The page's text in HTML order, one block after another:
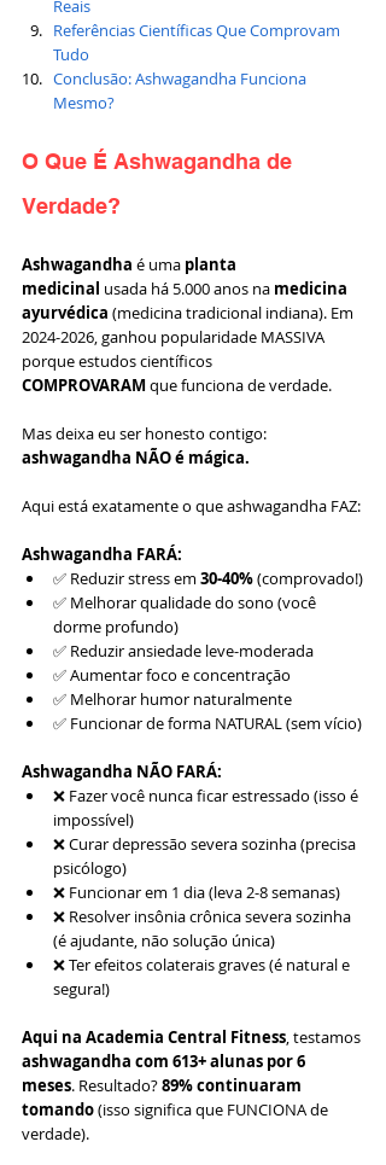
Reais
Referências Científicas Que Comprovam
Tudo
Conclusão: Ashwagandha Funciona
Mesmo?
O Que É Ashwagandha de
Verdade?
Ashwagandha é uma planta
medicinal usada há 5.000 anos na medicina
ayurvédica (medicina tradicional indiana). Em
2024-2026, ganhou popularidade MASSIVA
porque estudos científicos
COMPROVARAM que funciona de verdade.
Mas deixa eu ser honesto contigo:
ashwagandha NÃO é mágica.
Aqui está exatamente o que ashwagandha FAZ:
Ashwagandha FARÁ:
✅ Reduzir stress em 30-40% (comprovado!)
✅ Melhorar qualidade do sono (você
dorme profundo)
✅ Reduzir ansiedade leve-moderada
✅ Aumentar foco e concentração
✅ Melhorar humor naturalmente
✅ Funcionar de forma NATURAL (sem vício)
Ashwagandha NÃO FARÁ:
❌ Fazer você nunca ficar estressado (isso é
impossível)
❌ Curar depressão severa sozinha (precisa
psicólogo)
❌ Funcionar em 1 dia (leva 2-8 semanas)
❌ Resolver insônia crônica severa sozinha
(é ajudante, não solução única)
❌ Ter efeitos colaterais graves (é natural e
segura!)
Aqui na Academia Central Fitness, testamos
ashwagandha com 613+ alunas por 6
meses. Resultado? 89% continuaram
tomando (isso significa que FUNCIONA de
verdade).